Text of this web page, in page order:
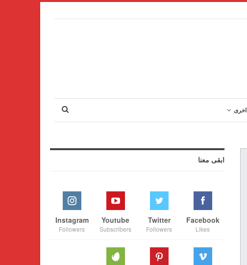
اخرى
ابقى معنا
Facebook
Likes
Twitter
Followers
Youtube
Subscribers
Instagram
Followers